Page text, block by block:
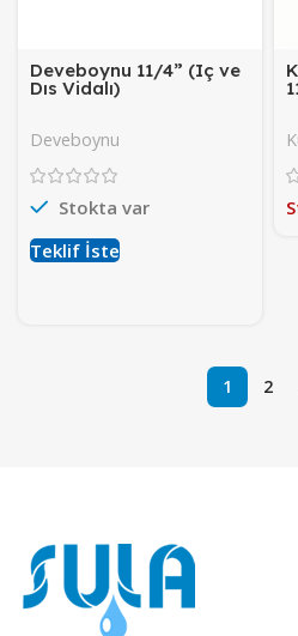
Deveboynu 11/4” (Iç ve
Dıs Vidalı)
Deveboynu
Stokta var
Teklif İste
1 2